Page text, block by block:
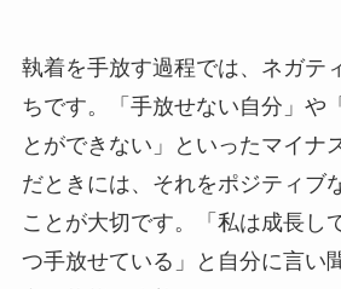
執着を手放す過程では、ネガテ
ちです。「手放せない自分」や
とができない」といったマイナ
だときには、それをポジティブ
ことが大切です。「私は成長し
つ手放せている」と自分に言い